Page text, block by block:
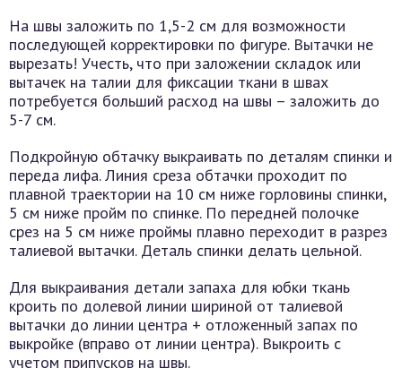
На швы заложить по 1,5-2 см для возможности
последующей корректировки по фигуре. Вытачки не
вырезать! Учесть, что при заложении складок или
вытачек на талии для фиксации ткани в швах
потребуется больший расход на швы – заложить до
5-7 см.
Подкройную обтачку выкраивать по деталям спинки и
переда лифа. Линия среза обтачки проходит по
плавной траектории на 10 см ниже горловины спинки,
5 см ниже пройм по спинке. По передней полочке
срез на 5 см ниже проймы плавно переходит в разрез
талиевой вытачки. Деталь спинки делать цельной.
Для выкраивания детали запаха для юбки ткань
кроить по долевой линии шириной от талиевой
вытачки до линии центра + отложенный запах по
выкройке (вправо от линии центра). Выкроить с
учетом припусков на швы.